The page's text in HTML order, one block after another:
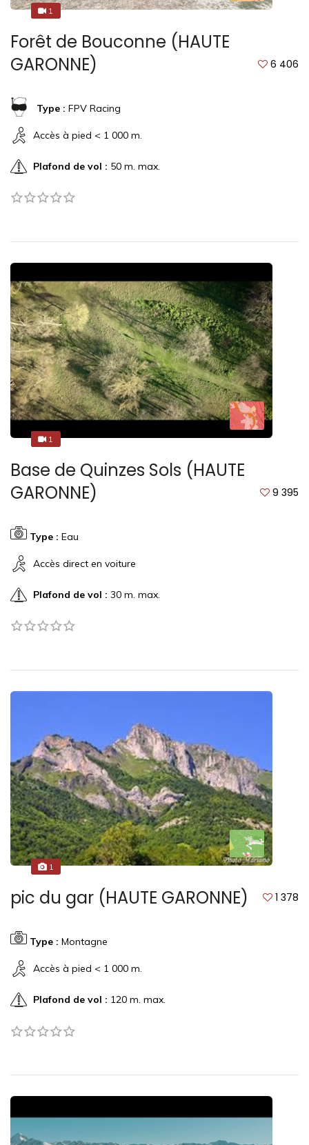
11
Forêt de Bouconne (HAUTE
GARONNE)
6 406
Type : FPV Racing
Accès à pied < 1 000 m.
Plafond de vol : 50 m. max.
11
Base de Quinzes Sols (HAUTE
GARONNE)
9 395
Type : Eau
Accès direct en voiture
Plafond de vol : 30 m. max.
1
pic du gar (HAUTE GARONNE) 1 378
Type : Montagne
Accès à pied < 1 000 m.
Plafond de vol : 120 m. max.